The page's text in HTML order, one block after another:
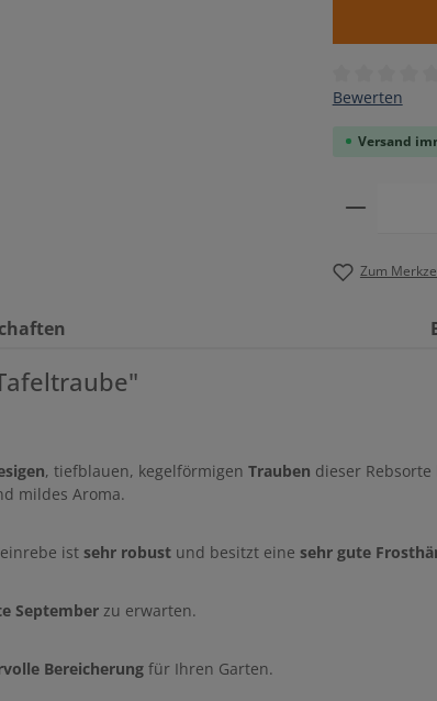
Bewerten
Versand
Zum
, tiefblauen, kegelförmigen Trauben dieser
mildes Aroma.
ist sehr robust und besitzt eine sehr gute
September zu erwarten.
Bereicherung für Ihren Garten.